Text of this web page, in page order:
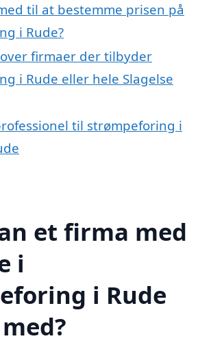
til at bestemme prisen på
i Rude?
firmaer der tilbyder
i Rude eller hele Slagelse
til strømpeforing i
et firma med
i
i Rude